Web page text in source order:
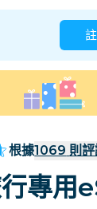
安圭拉
巴西
根據1069 則
專用